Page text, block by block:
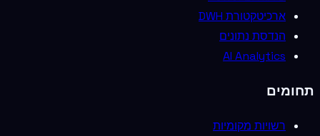
ארכיטקטורת DWH
הנדסת נתונים
AI Analytics
תחומים
רשויות מקומיות